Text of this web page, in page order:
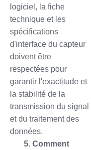
logiciel, la fiche
technique et les
spécifications
d'interface du capteur
doivent être
respectées pour
garantir l'exactitude et
la stabilité de la
transmission du signal
et du traitement des
données.
5. Comment